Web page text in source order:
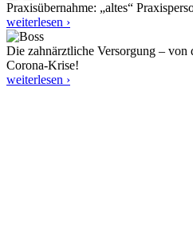
Praxisübernahme: „altes“
weiterlesen ›
Die zahnärztliche Versorgung – von
Corona-Krise!
weiterlesen ›